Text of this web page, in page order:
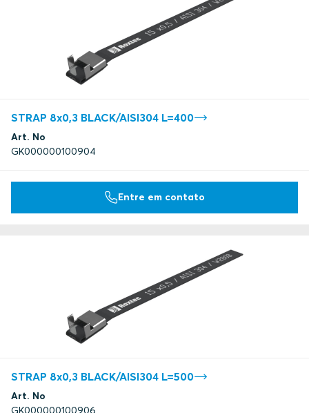
STRAP 8x0,3 BLACK/AISI304 L=400
Art. No
GK000000100904
Entre em contato
STRAP 8x0,3 BLACK/AISI304 L=500
Art. No
GK000000100906